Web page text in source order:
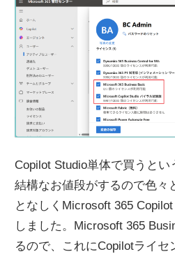
Copilot Studio単体で買うとい
結構なお値段がするので色々
となしくMicrosoft 365
しました。Microsoft 365
るので、これにCopilotライセ